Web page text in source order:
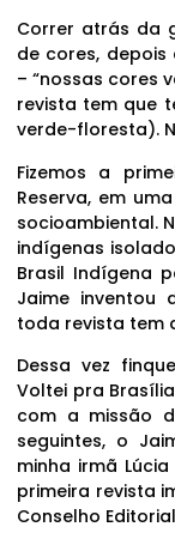
Correr atrás da
de cores,
– “nossas cores
revista tem que
verde-floresta).
Fizemos a
Reserva, em
socioambiental.
indígenas
Brasil Indígena
Jaime inventou
toda revista tem
Dessa vez
Voltei pra
com a missão
seguintes, o
minha irmã
primeira revista
Conselho